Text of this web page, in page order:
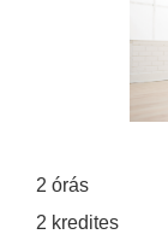
2 órás
2 kredites